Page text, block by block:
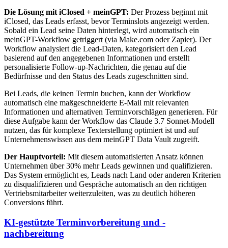
Die Lösung mit iClosed + meinGPT: Der Prozess beginnt mit
iClosed, das Leads erfasst, bevor Terminslots angezeigt werden.
Sobald ein Lead seine Daten hinterlegt, wird automatisch ein
meinGPT-Workflow getriggert (via Make.com oder Zapier). Der
Workflow analysiert die Lead-Daten, kategorisiert den Lead
basierend auf den angegebenen Informationen und erstellt
personalisierte Follow-up-Nachrichten, die genau auf die
Bedürfnisse und den Status des Leads zugeschnitten sind.
Bei Leads, die keinen Termin buchen, kann der Workflow
automatisch eine maßgeschneiderte E-Mail mit relevanten
Informationen und alternativen Terminvorschlägen generieren. Für
diese Aufgabe kann der Workflow das Claude 3.7 Sonnet-Modell
nutzen, das für komplexe Texterstellung optimiert ist und auf
Unternehmenswissen aus dem meinGPT Data Vault zugreift.
Der Hauptvorteil: Mit diesem automatisierten Ansatz können
Unternehmen über 30% mehr Leads gewinnen und qualifizieren.
Das System ermöglicht es, Leads nach Land oder anderen Kriterien
zu disqualifizieren und Gespräche automatisch an den richtigen
Vertriebsmitarbeiter weiterzuleiten, was zu deutlich höheren
Conversions führt.
KI-gestützte Terminvorbereitung und -
nachbereitung